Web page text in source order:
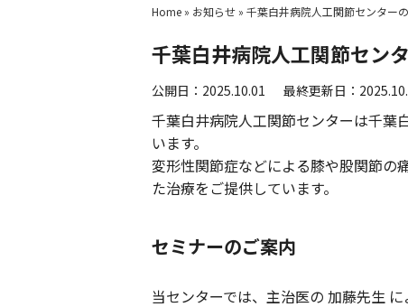
Home » お知らせ » 千葉白井病院人工関節センター
千葉白井病院人工関節セン
公開日：2025.10.01 最終更新日：
千葉白井病院人工関節センターは千葉
います。
変形性関節症などによる膝や股関節の
た治療をご提供しています。
セミナーのご案内
当センターでは、主治医の 加藤先生